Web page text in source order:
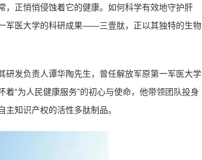
正悄悄侵蚀着它的健康。如何科学有效地守护肝
军医大学的科研成果——三壹肽，正以其独特的生物
研发负责人谭华陶先生，曾任解放军原第一军医大学
“为人民健康服务”的初心与使命，他带领团队投身
知识产权的活性多肽制品。